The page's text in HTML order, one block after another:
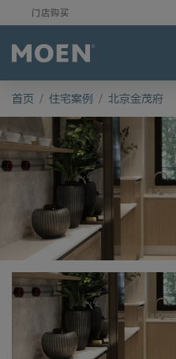
门店购买
首页 / 住宅案例 / 北京金茂府